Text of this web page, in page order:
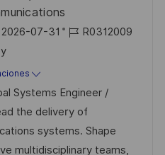
2026-07-31
I
e
e
m
p
R0312009
Systems Engineer /
the delivery of
systems. Shape
multidisciplinary teams,